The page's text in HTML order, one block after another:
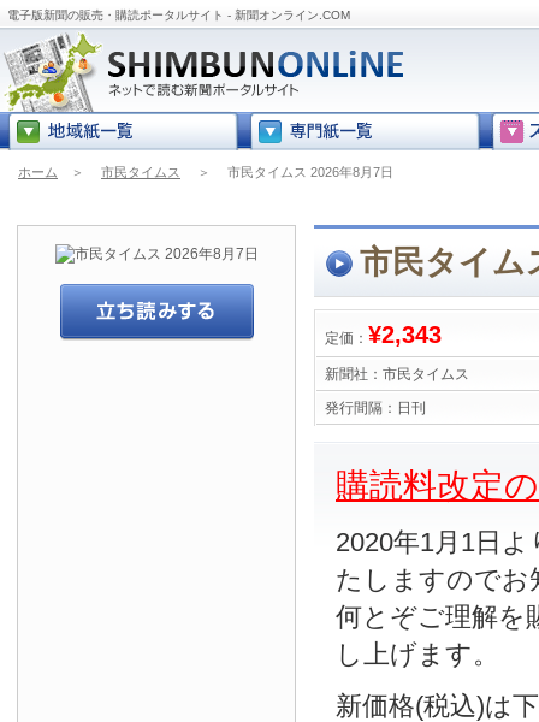
電子版新聞の販売・購読ポータルサイト - 新聞オンライン.COM
ホーム ＞ 市民タイムス ＞ 市民タイムス 2026年8月7日
市民タイム
定価： ¥2,343
新聞社： 市民タイムス
発行間隔： 日刊
購読料改定
2020年1月1日
たしますのでお
何とぞご理解を
し上げます。
新価格(税込)は